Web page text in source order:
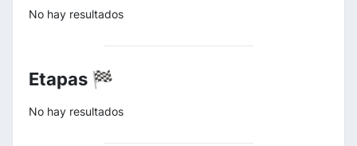
No hay resultados
Etapas 🏁
No hay resultados